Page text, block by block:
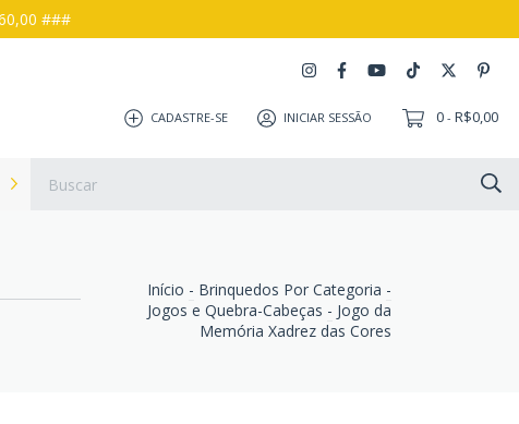
###
CADASTRE-SE INICIAR SESSÃO 0 - R$0,00
e Devoluções
Início - Brinquedos Por Categoria -
Jogos e Quebra-Cabeças - Jogo da
Memória Xadrez das Cores